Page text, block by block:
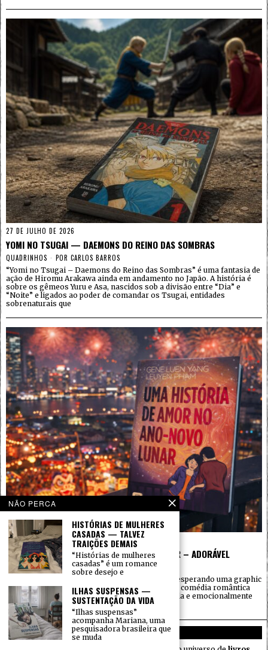
27 DE JULHO DE 2026
YOMI NO TSUGAI — DAEMONS DO REINO DAS SOMBRAS
QUADRINHOS POR CARLOS BARROS
“Yomi no Tsugai – Daemons do Reino das Sombras” é uma fantasia de
ação de Hiromu Arakawa ainda em andamento no Japão. A história é
sobre os gêmeos Yuru e Asa, nascidos sob a divisão entre “Dia” e
“Noite” e ligados ao poder de comandar os Tsugai, entidades
sobrenaturais que
23 DE JULHO DE 2026
UMA HISTÓRIA DE AMOR NO ANO-NOVO LUNAR – ADORÁVEL
QUADRINHOS POR CARLOS BARROS
Li “Uma história de amor no Ano-Novo Lunar” esperando uma graphic
novel juvenil apoiada sobretudo no apelo de uma comédia romântica
sazonal. O que encontrei foi uma obra mais ampla e emocionalmente
mais densa do que essa embalagem sugere.
SOBRE NÓS
NÃO PERCA
HISTÓRIAS DE MULHERES
CASADAS — TALVEZ
TRAIÇÕES DEMAIS
“Histórias de mulheres
casadas” é um romance
sobre desejo e
ILHAS SUSPENSAS —
SUSTENTAÇÃO DA VIDA
“Ilhas suspensas”
acompanha Mariana, uma
pesquisadora brasileira que
se muda